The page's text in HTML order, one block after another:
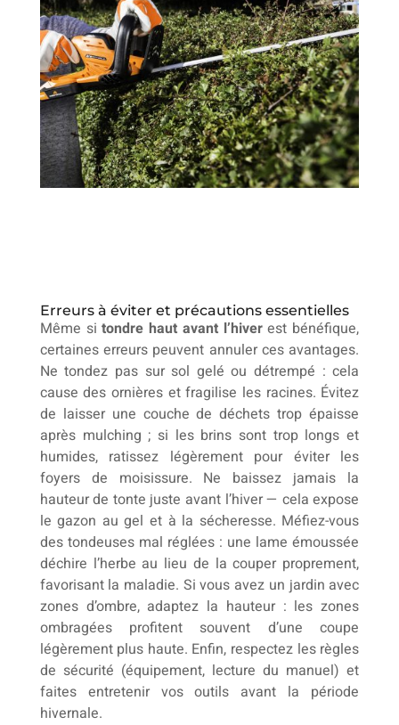
Erreurs à éviter et précautions essentielles
Même sitondre haut avant l’hiverest bénéfique,
certaines erreurs peuvent annuler ces avantages.
Ne tondez pas sur sol gelé ou détrempé : cela
cause des ornières et fragilise les racines. Évitez
de laisser une couche de déchets trop épaisse
après mulching ; si les brins sont trop longs et
humides, ratissez légèrement pour éviter les
foyers de moisissure. Ne baissez jamais la
hauteur de tonte juste avant l’hiver — cela expose
le gazon au gel et à la sécheresse. Méfiez-vous
des tondeuses mal réglées : une lame émoussée
déchire l’herbe au lieu de la couper proprement,
favorisant la maladie. Si vous avez un jardin avec
zones d’ombre, adaptez la hauteur : les zones
ombragées profitent souvent d’une coupe
légèrement plus haute. Enfin, respectez les règles
de sécurité (équipement, lecture du manuel) et
faites entretenir vos outils avant la période
hivernale.